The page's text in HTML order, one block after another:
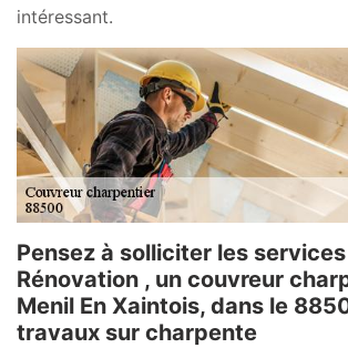
intéressant.
Pensez à solliciter les
Rénovation , un couvreur
Menil En Xaintois, dans le
travaux sur charpente